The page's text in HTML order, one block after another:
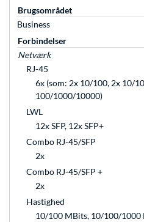
Brugsområdet
Business
Forbindelser
Netværk
RJ-45
6x (som: 2x 10/100, 2x 10/
100/1000/10000)
LWL
12x SFP, 12x SFP+
Combo RJ-45/SFP
2x
Combo RJ-45/SFP +
2x
Hastighed
10/100 MBits, 10/100/1000